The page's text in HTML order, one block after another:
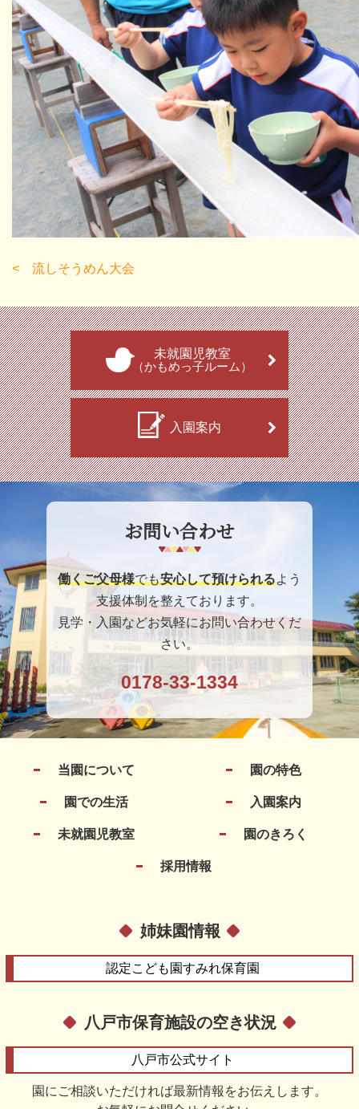
流しそうめん大会
未就園児教室
（かもめっ子ルーム）
入園案内
お問い合わせ
働くご父母様でも安心して預けられるよう
支援体制を整えております。
見学・入園などお気軽にお問い合わせくだ
さい。
0178-33-1334
当園について 園の特色
園での生活 入園案内
未就園児教室 園のきろく
採用情報
姉妹園情報
認定こども園すみれ保育園
八戸市保育施設の空き状況
八戸市公式サイト
園にご相談いただければ最新情報をお伝えします。